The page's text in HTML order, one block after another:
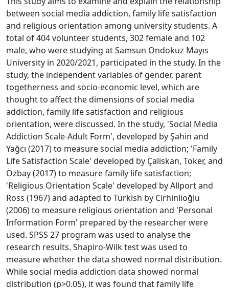
between social media addiction, family life satisfaction
and religious orientation among university students. A
total of 404 volunteer students, 302 female and 102
male, who were studying at Samsun Ondokuz Mayıs
University in 2020/2021, participated in the study. In the
study, the independent variables of gender, parent
togetherness and socio-economic level, which are
thought to affect the dimensions of social media
addiction, family life satisfaction and religious
orientation, were discussed. In the study, 'Social Media
Addiction Scale-Adult Form', developed by Şahin and
Yağcı (2017) to measure social media addiction; 'Family
Life Satisfaction Scale' developed by Çaliskan, Toker, and
Özbay (2017) to measure family life satisfaction;
'Religious Orientation Scale' developed by Allport and
Ross (1967) and adapted to Turkish by Cirhinlioğlu
(2006) to measure religious orientation and 'Personal
Information Form' prepared by the researcher were
used. SPSS 27 program was used to analyse the
research results. Shapiro-Wilk test was used to
measure whether the data showed normal distribution.
While social media addiction data showed normal
distribution (p>0.05), it was found that family life